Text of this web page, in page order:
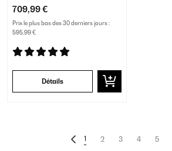
709,99 €
Prix le plus bas des 30 derniers jours :
595,99 €
Détails
1 2 3 4 5